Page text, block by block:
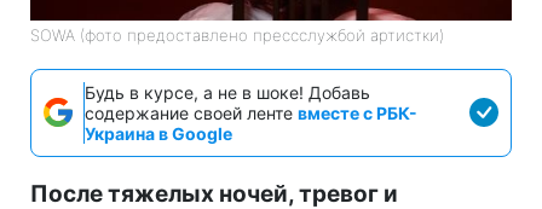
SOWA (фото предоставлено прессслужбой артистки)
Будь в курсе, а не в шоке! Добавь
содержание своей ленте вместе с РБК-
Украина в Google
После тяжелых ночей, тревог и